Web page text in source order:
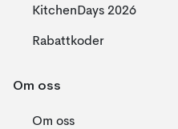
KitchenDays 2026
Rabattkoder
Om oss
Om oss